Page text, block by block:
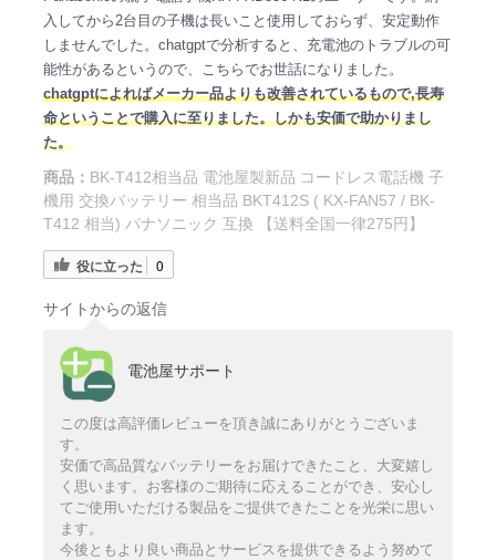
入してから2台目の子機は長いこと使用しておらず、安定動作
しませんでした。chatgptで分析すると、充電池のトラブルの可
能性があるというので、こちらでお世話になりました。
chatgptによればメーカー品よりも改善されているもので,長寿
命ということで購入に至りました。しかも安価で助かりまし
た。
商品： BK-T412相当品 電池屋製新品 コードレス電話機 子
機用 交換バッテリー 相当品 BKT412S ( KX-FAN57 / BK-
T412 相当) パナソニック 互換 【送料全国一律275円】
役に立った 0
サイトからの返信
電池屋サポート
この度は高評価レビューを頂き誠にありがとうございま
す。
安価で高品質なバッテリーをお届けできたこと、大変嬉し
く思います。お客様のご期待に応えることができ、安心し
てご使用いただける製品をご提供できたことを光栄に思い
ます。
今後ともより良い商品とサービスを提供できるよう努めて